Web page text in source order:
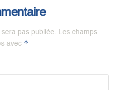
pas publiée.
Les champs
avec *